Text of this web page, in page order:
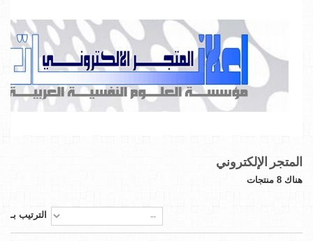
المتجر الإلكتروني
هناك 8 منتجات
الترتيب بـ